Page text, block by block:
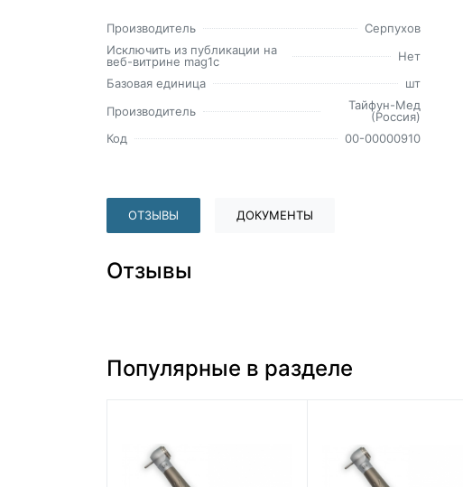
Производитель
Серпухов
Исключить из публикации на
веб-витрине mag1c
Нет
Базовая единица
шт
Производитель
Тайфун-Мед
(Россия)
Код
00-00000910
ОТЗЫВЫ ДОКУМЕНТЫ
Отзывы
Популярные в разделе